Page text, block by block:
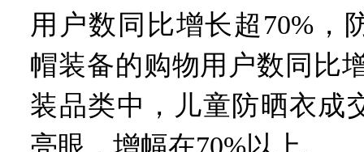
用户数同比增长超70%，
帽装备的购物用户数同比
装品类中，儿童防晒衣成